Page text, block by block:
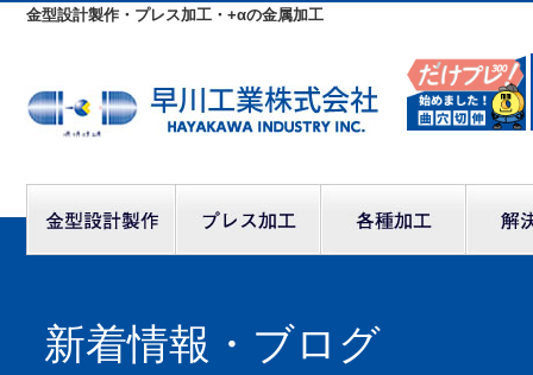
金型設計製作・プレス加工・+αの金属加工
新着情報・ブログ